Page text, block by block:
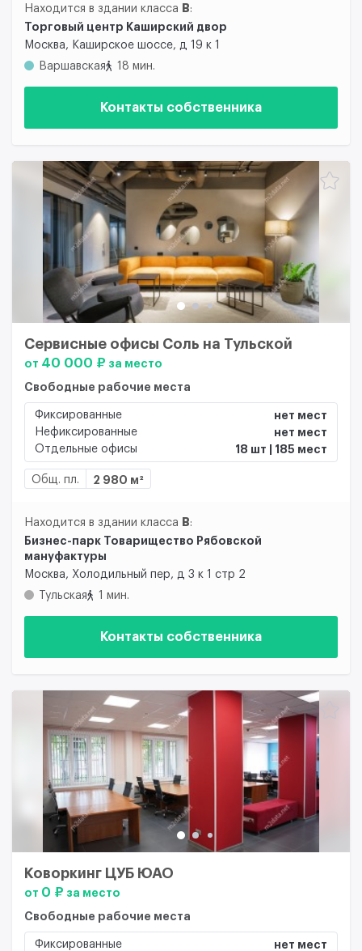
Находится в здании класса B:
Торговый центр Каширский двор
Москва, Каширское шоссе, д 19 к 1
Варшавская
18 мин.
Контакты собственника
Сервисные офисы Соль на Тульской
от 40 000 ₽ за место
Свободные рабочие места
Фиксированные
нет мест
Нефиксированные
нет мест
Отдельные офисы
18 шт | 185 мест
Общ. пл. 2 980 м²
Находится в здании класса B:
Бизнес-парк Товарищество Рябовской
мануфактуры
Москва, Холодильный пер, д 3 к 1 стр 2
Тульская
1 мин.
Контакты собственника
Коворкинг ЦУБ ЮАО
от 0 ₽ за место
Свободные рабочие места
Фиксированные
нет мест